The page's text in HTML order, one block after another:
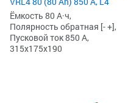
Ёмкость 80 А·ч,
Полярность обратная [- +],
Пусковой ток 850 А,
315x175x190